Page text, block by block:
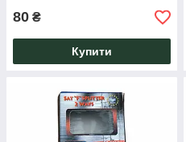
80 ₴
Купити